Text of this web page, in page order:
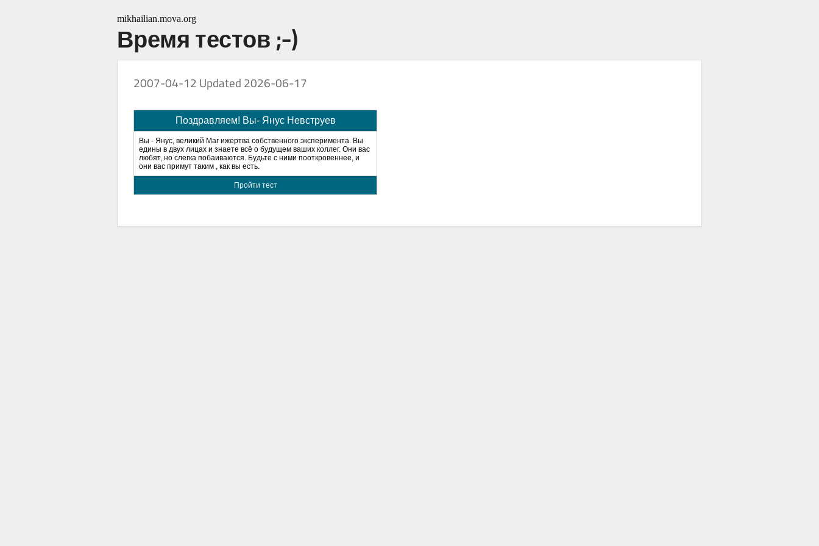
mikhailian.mova.org
Время тестов ;-)
2007-04-12 Updated 2026-06-17
Поздравляем! Вы- Янус Невструев
Вы - Янус, великий Маг ижертва собственного эксперимента. Вы
едины в двух лицах и знаете всё о будущем ваших коллег. Они вас
любят, но слегка побаиваются. Будьте с ними пооткровеннее, и
они вас примут таким , как вы есть.
Пройти тест